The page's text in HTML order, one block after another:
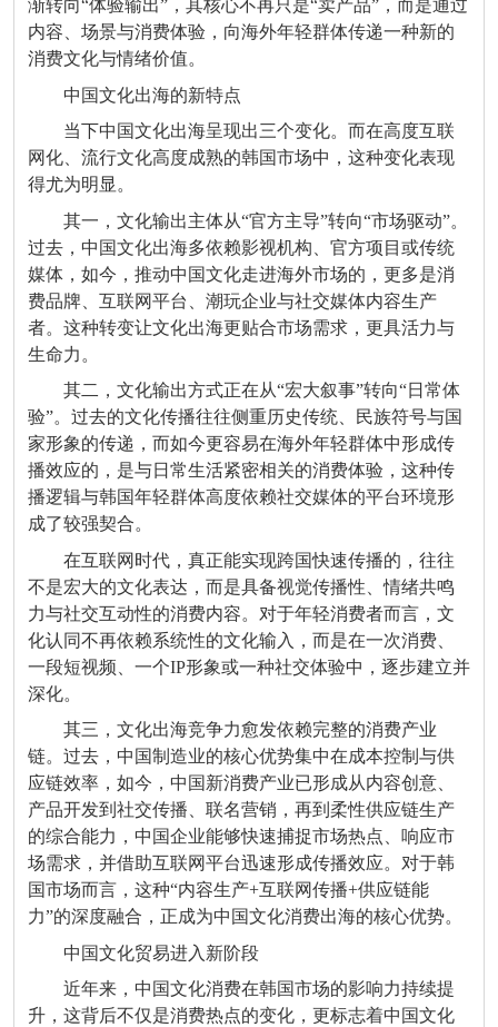
渐转向“体验输出”，其核心不再只是“卖产品”，而是通过
内容、场景与消费体验，向海外年轻群体传递一种新的
消费文化与情绪价值。
中国文化出海的新特点
当下中国文化出海呈现出三个变化。而在高度互联
网化、流行文化高度成熟的韩国市场中，这种变化表现
得尤为明显。
其一，文化输出主体从“官方主导”转向“市场驱动”。
过去，中国文化出海多依赖影视机构、官方项目或传统
媒体，如今，推动中国文化走进海外市场的，更多是消
费品牌、互联网平台、潮玩企业与社交媒体内容生产
者。这种转变让文化出海更贴合市场需求，更具活力与
生命力。
其二，文化输出方式正在从“宏大叙事”转向“日常体
验”。过去的文化传播往往侧重历史传统、民族符号与国
家形象的传递，而如今更容易在海外年轻群体中形成传
播效应的，是与日常生活紧密相关的消费体验，这种传
播逻辑与韩国年轻群体高度依赖社交媒体的平台环境形
成了较强契合。
在互联网时代，真正能实现跨国快速传播的，往往
不是宏大的文化表达，而是具备视觉传播性、情绪共鸣
力与社交互动性的消费内容。对于年轻消费者而言，文
化认同不再依赖系统性的文化输入，而是在一次消费、
一段短视频、一个IP形象或一种社交体验中，逐步建立并
深化。
其三，文化出海竞争力愈发依赖完整的消费产业
链。过去，中国制造业的核心优势集中在成本控制与供
应链效率，如今，中国新消费产业已形成从内容创意、
产品开发到社交传播、联名营销，再到柔性供应链生产
的综合能力，中国企业能够快速捕捉市场热点、响应市
场需求，并借助互联网平台迅速形成传播效应。对于韩
国市场而言，这种“内容生产+互联网传播+供应链能
力”的深度融合，正成为中国文化消费出海的核心优势。
中国文化贸易进入新阶段
近年来，中国文化消费在韩国市场的影响力持续提
升，这背后不仅是消费热点的变化，更标志着中国文化